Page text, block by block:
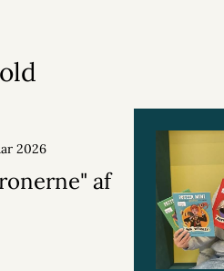
2026
af